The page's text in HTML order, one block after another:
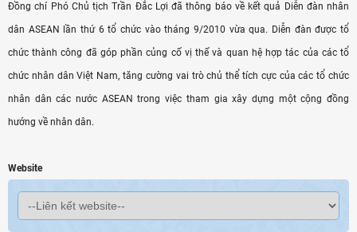
Đồng chí Phó Chủ tịch Trần Đắc Lợi đã thông báo về kết quả Diễn đàn nhân
dân ASEAN lần thứ 6 tổ chức vào tháng 9/2010 vừa qua. Diễn đàn được tổ
chức thành công đã góp phần củng cố vị thế và quan hệ hợp tác của các tổ
chức nhân dân Việt Nam, tăng cường vai trò chủ thể tích cực của các tổ chức
nhân dân các nước ASEAN trong việc tham gia xây dựng một cộng đồng
hướng về nhân dân.
Website